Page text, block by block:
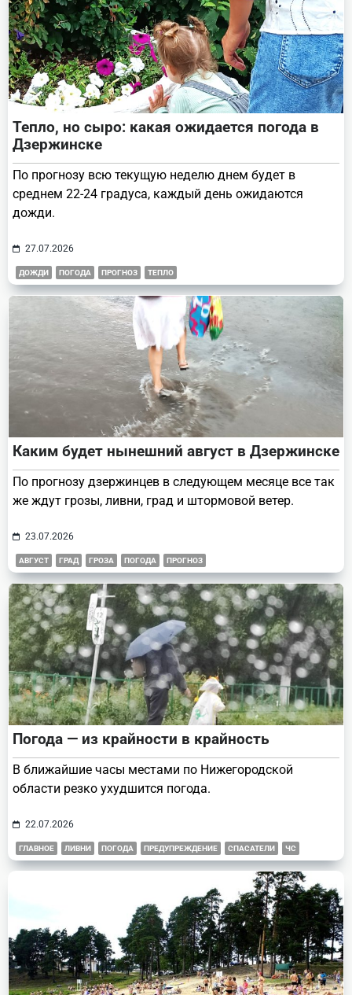
Тепло, но сыро: какая ожидается погода в
Дзержинске
По прогнозу всю текущую неделю днем будет в
среднем 22-24 градуса, каждый день ожидаются
дожди.
27.07.2026
ДОЖДИ ПОГОДА ПРОГНОЗ ТЕПЛО
Каким будет нынешний август в Дзержинске
По прогнозу дзержинцев в следующем месяце все так
же ждут грозы, ливни, град и штормовой ветер.
23.07.2026
АВГУСТ ГРАД ГРОЗА ПОГОДА ПРОГНОЗ
Погода — из крайности в крайность
В ближайшие часы местами по Нижегородской
области резко ухудшится погода.
22.07.2026
ГЛАВНОЕ ЛИВНИ ПОГОДА ПРЕДУПРЕЖДЕНИЕ СПАСАТЕЛИ ЧС